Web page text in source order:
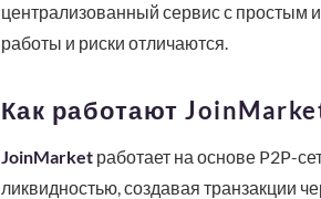
централизованный сервис с простым
работы и риски отличаются.
Как работают
JoinMarketработает на основе P2P-
ликвидностью, создавая транзакции